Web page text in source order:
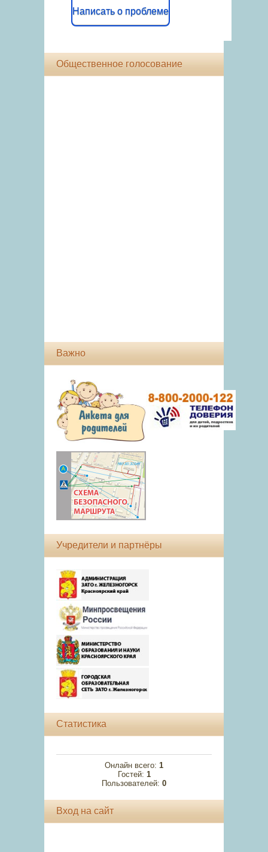
Написать о проблеме
Общественное голосование
Важно
Учредители и партнёры
Статистика
Онлайн всего: 1
Гостей: 1
Пользователей: 0
Вход на сайт